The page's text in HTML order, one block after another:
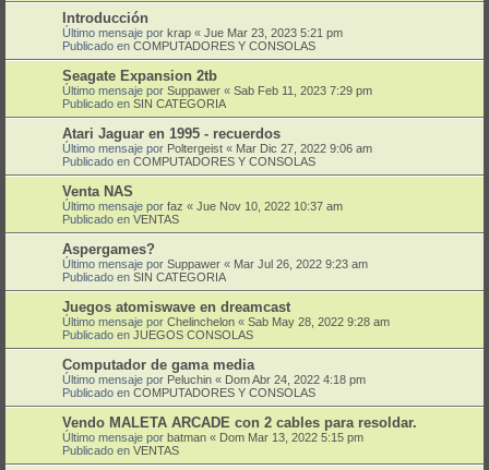
Introducción
Último mensaje por krap « Jue Mar 23, 2023 5:21 pm
Publicado en COMPUTADORES Y CONSOLAS
Seagate Expansion 2tb
Último mensaje por Suppawer « Sab Feb 11, 2023 7:29 pm
Publicado en SIN CATEGORIA
Atari Jaguar en 1995 - recuerdos
Último mensaje por Poltergeist « Mar Dic 27, 2022 9:06 am
Publicado en COMPUTADORES Y CONSOLAS
Venta NAS
Último mensaje por faz « Jue Nov 10, 2022 10:37 am
Publicado en VENTAS
Aspergames?
Último mensaje por Suppawer « Mar Jul 26, 2022 9:23 am
Publicado en SIN CATEGORIA
Juegos atomiswave en dreamcast
Último mensaje por Chelinchelon « Sab May 28, 2022 9:28 am
Publicado en JUEGOS CONSOLAS
Computador de gama media
Último mensaje por Peluchin « Dom Abr 24, 2022 4:18 pm
Publicado en COMPUTADORES Y CONSOLAS
Vendo MALETA ARCADE con 2 cables para resoldar.
Último mensaje por batman « Dom Mar 13, 2022 5:15 pm
Publicado en VENTAS